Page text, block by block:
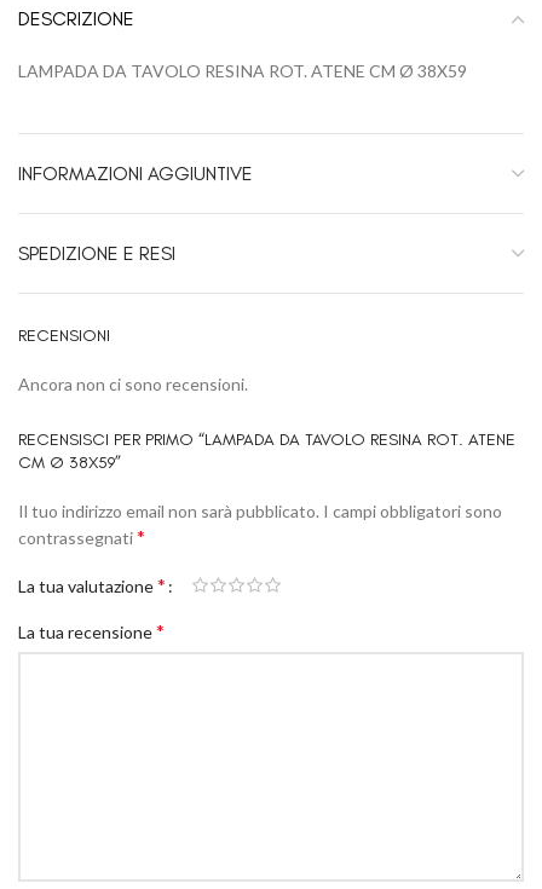
DESCRIZIONE
LAMPADA DA TAVOLO RESINA ROT. ATENE CM Ø 38X59
INFORMAZIONI AGGIUNTIVE
SPEDIZIONE E RESI
RECENSIONI
Ancora non ci sono recensioni.
RECENSISCI PER PRIMO “LAMPADA DA TAVOLO RESINA ROT. ATENE
CM Ø 38X59”
Il tuo indirizzo email non sarà pubblicato. I campi obbligatori sono
contrassegnati*
La tua valutazione*
La tua recensione*